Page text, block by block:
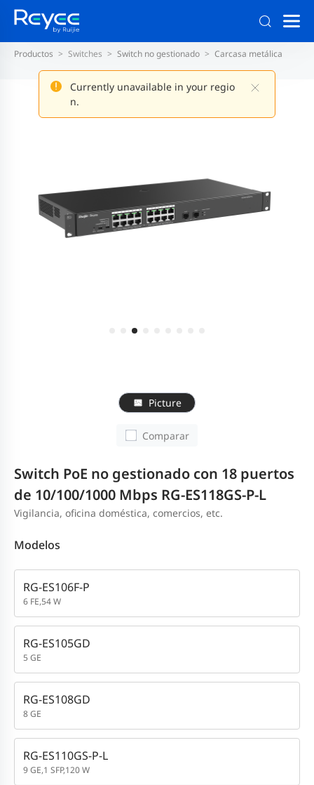
Currently unavailable in your regio
n.
Productos Switches Switch no gestionado Carcasa metálica
Picture
Comparar
Switch PoE no gestionado con 18 puertos
de 10/100/1000 Mbps RG-ES118GS-P-L
Vigilancia, oficina doméstica, comercios, etc.
Modelos
RG-ES106F-P
6 FE,54 W
RG-ES105GD
5 GE
RG-ES108GD
8 GE
RG-ES110GS-P-L
9 GE,1 SFP,120 W